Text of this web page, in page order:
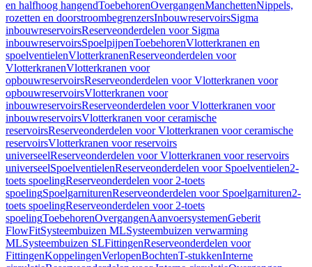
en halfhoog hangendToebehorenOvergangenManchettenNippels,
rozetten en doorstroombegrenzersInbouwreservoirsSigma
inbouwreservoirsReserveonderdelen voor Sigma
inbouwreservoirsSpoelpijpenToebehorenVlotterkranen en
spoelventielenVlotterkranenReserveonderdelen voor
VlotterkranenVlotterkranen voor
opbouwreservoirsReserveonderdelen voor Vlotterkranen voor
opbouwreservoirsVlotterkranen voor
inbouwreservoirsReserveonderdelen voor Vlotterkranen voor
inbouwreservoirsVlotterkranen voor ceramische
reservoirsReserveonderdelen voor Vlotterkranen voor ceramische
reservoirsVlotterkranen voor reservoirs
universeelReserveonderdelen voor Vlotterkranen voor reservoirs
universeelSpoelventielenReserveonderdelen voor Spoelventielen2-
toets spoelingReserveonderdelen voor 2-toets
spoelingSpoelgarniturenReserveonderdelen voor Spoelgarnituren2-
toets spoelingReserveonderdelen voor 2-toets
spoelingToebehorenOvergangenAanvoersystemenGeberit
FlowFitSysteembuizen MLSysteembuizen verwarming
MLSysteembuizen SLFittingenReserveonderdelen voor
FittingenKoppelingenVerlopenBochtenT-stukkenInterne